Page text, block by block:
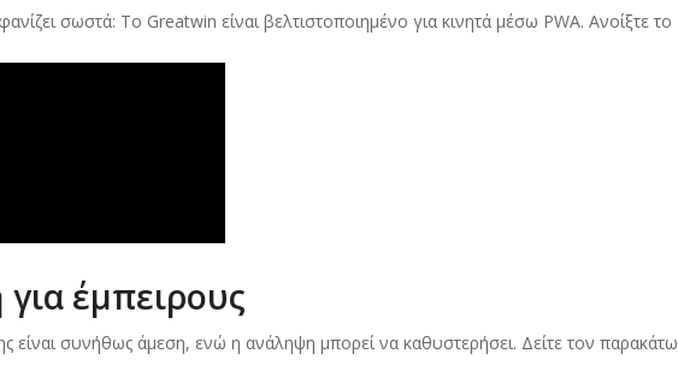
σωστά: Το Greatwin είναι βελτιστοποιημένο για κινητά μέσω PWA. Ανοίξτε το
έμπειρους
είναι συνήθως άμεση, ενώ η ανάληψη μπορεί να καθυστερήσει. Δείτε τον παρακάτω